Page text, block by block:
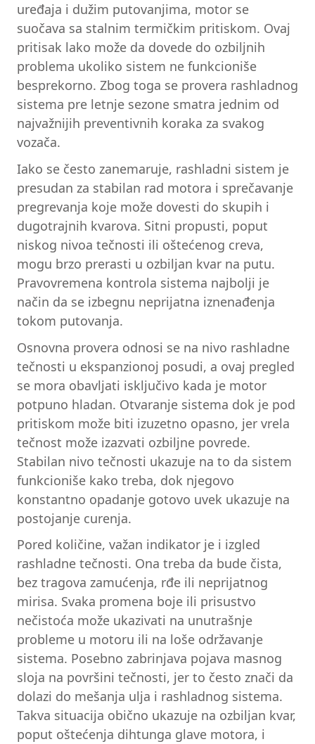
uređaja i dužim putovanjima, motor se
suočava sa stalnim termičkim pritiskom. Ovaj
pritisak lako može da dovede do ozbiljnih
problema ukoliko sistem ne funkcioniše
besprekorno. Zbog toga se provera rashladnog
sistema pre letnje sezone smatra jednim od
najvažnijih preventivnih koraka za svakog
vozača.
Iako se često zanemaruje, rashladni sistem je
presudan za stabilan rad motora i sprečavanje
pregrevanja koje može dovesti do skupih i
dugotrajnih kvarova. Sitni propusti, poput
niskog nivoa tečnosti ili oštećenog creva,
mogu brzo prerasti u ozbiljan kvar na putu.
Pravovremena kontrola sistema najbolji je
način da se izbegnu neprijatna iznenađenja
tokom putovanja.
Osnovna provera odnosi se na nivo rashladne
tečnosti u ekspanzionoj posudi, a ovaj pregled
se mora obavljati isključivo kada je motor
potpuno hladan. Otvaranje sistema dok je pod
pritiskom može biti izuzetno opasno, jer vrela
tečnost može izazvati ozbiljne povrede.
Stabilan nivo tečnosti ukazuje na to da sistem
funkcioniše kako treba, dok njegovo
konstantno opadanje gotovo uvek ukazuje na
postojanje curenja.
Pored količine, važan indikator je i izgled
rashladne tečnosti. Ona treba da bude čista,
bez tragova zamućenja, rđe ili neprijatnog
mirisa. Svaka promena boje ili prisustvo
nečistoća može ukazivati na unutrašnje
probleme u motoru ili na loše održavanje
sistema. Posebno zabrinjava pojava masnog
sloja na površini tečnosti, jer to često znači da
dolazi do mešanja ulja i rashladnog sistema.
Takva situacija obično ukazuje na ozbiljan kvar,
poput oštećenja dihtunga glave motora, i